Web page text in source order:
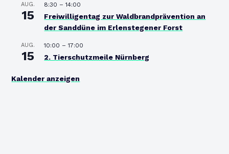
AUG.
15
8:30 –14:00
Freiwilligentag zur Waldbrandprävention an
der Sanddüne im Erlenstegener Forst
AUG.
15
10:00 –17:00
2. Tierschutzmeile Nürnberg
Kalender anzeigen